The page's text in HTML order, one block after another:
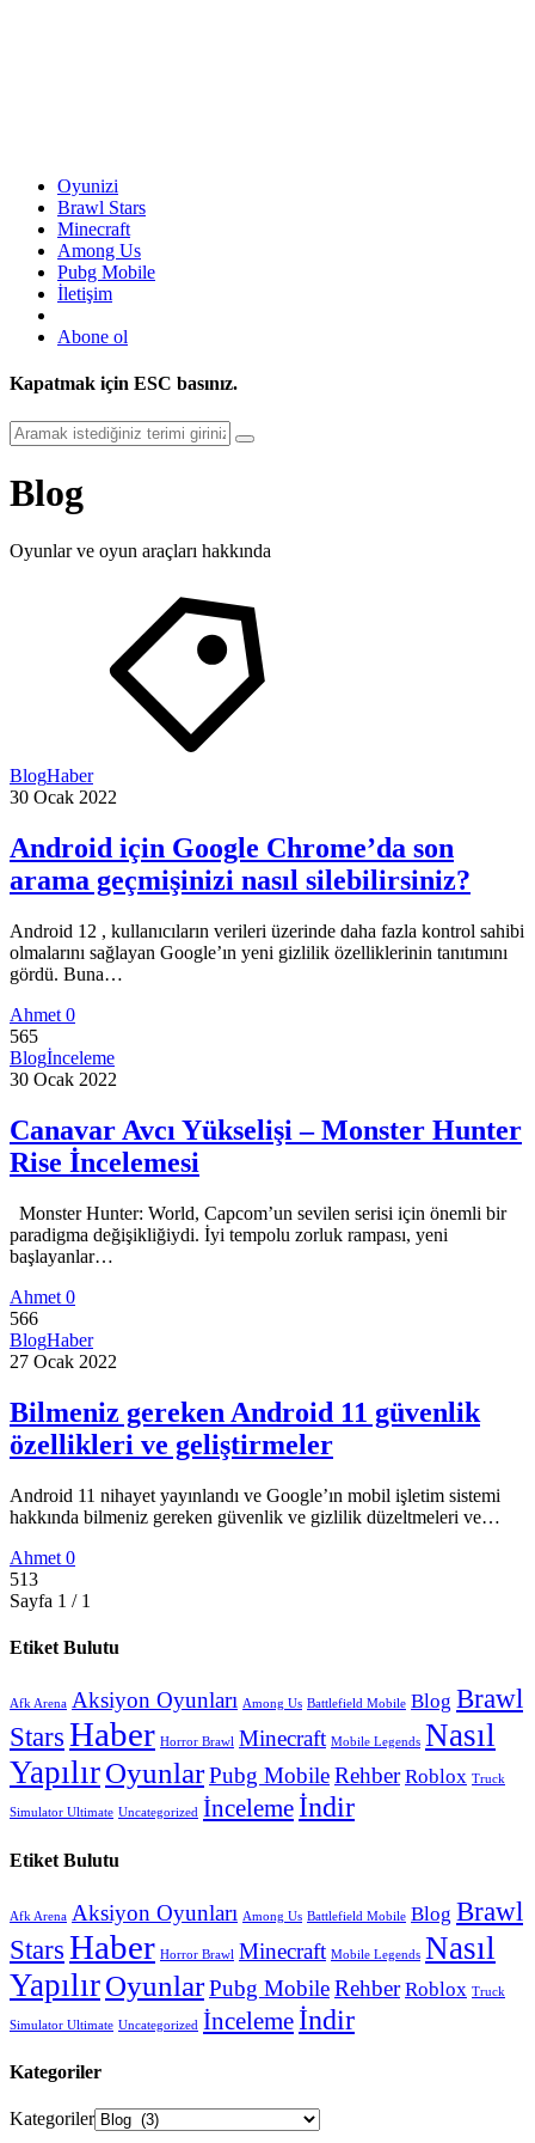
Oyunizi
Brawl Stars
Minecraft
Among Us
Pubg Mobile
İletişim
Abone ol
Kapatmak için ESC basınız.
Blog
Oyunlar ve oyun araçları hakkında
BlogHaber
30 Ocak 2022
Android için Google Chrome’da son
arama geçmişinizi nasıl silebilirsiniz?
Android 12 , kullanıcıların verileri üzerinde daha fazla kontrol sahibi
olmalarını sağlayan Google’ın yeni gizlilik özelliklerinin tanıtımını
gördü. Buna…
Ahmet 0
565
Blogİnceleme
30 Ocak 2022
Canavar Avcı Yükselişi – Monster Hunter
Rise İncelemesi
Monster Hunter: World, Capcom’un sevilen serisi için önemli bir
paradigma değişikliğiydi. İyi tempolu zorluk rampası, yeni
başlayanlar…
Ahmet 0
566
BlogHaber
27 Ocak 2022
Bilmeniz gereken Android 11 güvenlik
özellikleri ve geliştirmeler
Android 11 nihayet yayınlandı ve Google’ın mobil işletim sistemi
hakkında bilmeniz gereken güvenlik ve gizlilik düzeltmeleri ve…
Ahmet 0
513
Sayfa 1 / 1
Etiket Bulutu
Afk Arena Aksiyon Oyunları Among Us Battlefield Mobile Blog Brawl
Stars Haber Horror Brawl Minecraft Mobile Legends Nasıl
YapılırOyunlarPubg MobileRehber Roblox Truck
Simulator Ultimate Uncategorized İnceleme İndir
Etiket Bulutu
Afk Arena Aksiyon Oyunları Among Us Battlefield Mobile Blog Brawl
Stars Haber Horror Brawl Minecraft Mobile Legends Nasıl
YapılırOyunlarPubg MobileRehber Roblox Truck
Simulator Ultimate Uncategorized İnceleme İndir
Kategoriler
Kategoriler